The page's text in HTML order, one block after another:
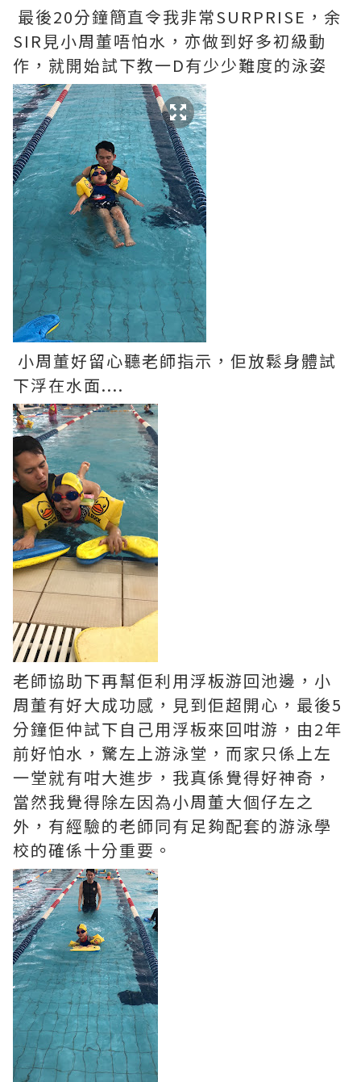
最後20分鐘簡直令我非常SURPRISE，余
SIR見小周董唔怕水，亦做到好多初級動
作，就開始試下教一D有少少難度的泳姿
小周董好留心聽老師指示，佢放鬆身體試
下浮在水面....
老師協助下再幫佢利用浮板游回池邊，小
周董有好大成功感，見到佢超開心，最後5
分鐘佢仲試下自己用浮板來回咁游，由2年
前好怕水，驚左上游泳堂，而家只係上左
一堂就有咁大進步，我真係覺得好神奇，
當然我覺得除左因為小周董大個仔左之
外，有經驗的老師同有足夠配套的游泳學
校的確係十分重要。